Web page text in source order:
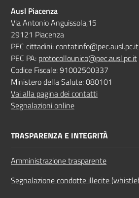
Ausl Piacenza
Via Antonio Anguissola,15
29121 Piacenza
PEC cittadini:contatinfo@pec.ausl.pc.it
PEC PA: protocollounico@pec.ausl.pc.it
Codice Fiscale: 91002500337
Ministero della Salute: 080101
Vai alla pagina dei contatti
Segnalazioni online
TRASPARENZA E INTEGRITÀ
Amministrazione trasparente
Segnalazione condotte illecite